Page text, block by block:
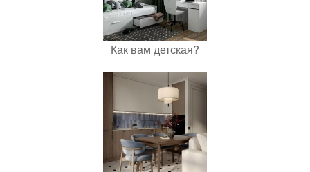
Как вам детская?